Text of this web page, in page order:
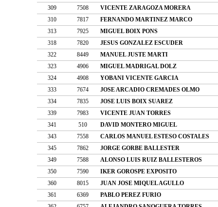
309
7508
VICENTE ZARAGOZA MORERA
310
7817
FERNANDO MARTINEZ MARCO
313
7925
MIGUEL BOIX PONS
318
7820
JESUS GONZALEZ ESCUDER
322
8449
MANUEL JUSTE MARTI
323
4906
MIGUEL MADRIGAL DOLZ
324
4908
YOBANI VICENTE GARCIA
333
7674
JOSE ARCADIO CREMADES OLMO
334
7835
JOSE LUIS BOIX SUAREZ
339
7983
VICENTE JUAN TORRES
341
510
DAVID MONTERO MIGUEL
343
7558
CARLOS MANUEL ESTESO COSTALES
345
7862
JORGE GORBE BALLESTER
349
7588
ALONSO LUIS RUIZ BALLESTEROS
350
7590
IKER GOROSPE EXPOSITO
360
8015
JUAN JOSE MIQUEL AGULLO
361
6369
PABLO PEREZ FURIO